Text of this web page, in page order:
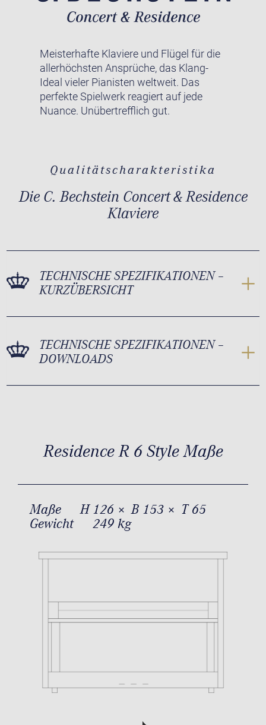
Meisterhafte Klaviere und Flügel für die
allerhöchsten Ansprüche, das Klang-
Ideal vieler Pianisten weltweit. Das
perfekte Spielwerk reagiert auf jede
Nuance. Unübertrefflich gut.
Qualitätscharakteristika
Die C. Bechstein Concert & Residence
Klaviere
TECHNISCHE SPEZIFIKATIONEN –
KURZÜBERSICHT
TECHNISCHE SPEZIFIKATIONEN –
DOWNLOADS
Residence R 6 Style Maße
Maße
H 126 × B 153 × T 65
Gewicht
249 kg